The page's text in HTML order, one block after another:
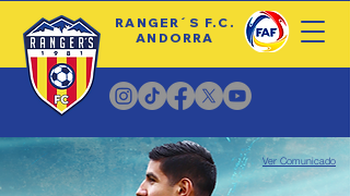
RANGER´S F.C.
ANDORRA
Ver Comunicado